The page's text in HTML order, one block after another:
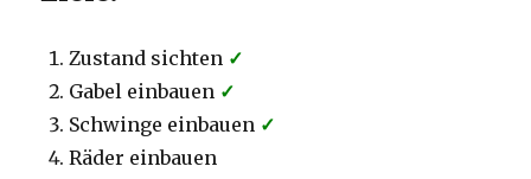
Zustand sichten ✓
Gabel einbauen ✓
Schwinge einbauen ✓
Räder einbauen